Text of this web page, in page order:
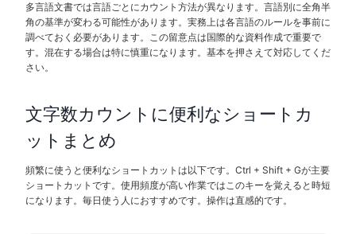
多言語文書では言語ごとにカウント方法が異なります。言語別に全角半
角の基準が変わる可能性があります。実務上は各言語のルールを事前に
調べておく必要があります。この留意点は国際的な資料作成で重要で
す。混在する場合は特に慎重になります。基本を押さえて対応してくだ
さい。
文字数カウントに便利なショートカ
ットまとめ
頻繁に使うと便利なショートカットは以下です。Ctrl + Shift + Gが主要
ショートカットです。使用頻度が高い作業ではこのキーを覚えると時短
になります。毎日使う人におすすめです。操作は直感的です。